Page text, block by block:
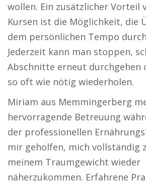
wollen. Ein zusätzlicher Vorteil
Kursen ist die Möglichkeit, die
dem persönlichen Tempo
Jederzeit kann man stoppen,
Abschnitte erneut durchgehen
so oft wie nötig wiederholen.
Miriam aus Memmingerberg
hervorragende Betreuung
der professionellen
mir geholfen, mich vollständig
meinem Traumgewicht wieder
näherzukommen. Erfahrene